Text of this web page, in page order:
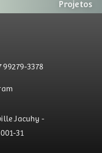
99279-3378
Jacuhy -
31